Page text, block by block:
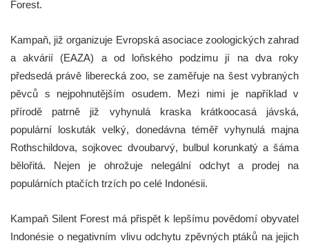
Forest.
Kampaň, již organizuje Evropská asociace zoologických zahrad
a akvárií (EAZA) a od loňského podzimu jí na dva roky
předsedá právě liberecká zoo, se zaměřuje na šest vybraných
pěvců s nejpohnutějším osudem. Mezi nimi je například v
přírodě patrně již vyhynulá kraska krátkoocasá jávská,
populární loskuták velký, donedávna téměř vyhynulá majna
Rothschildova, sojkovec dvoubarvý, bulbul korunkatý a šáma
bělořitá. Nejen je ohrožuje nelegální odchyt a prodej na
populárních ptačích trzích po celé Indonésii.
Kampaň Silent Forest má přispět k lepšímu povědomí obyvatel
Indonésie o negativním vlivu odchytu zpěvných ptáků na jejich